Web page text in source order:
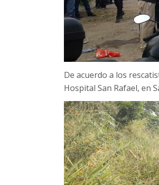
De acuerdo a los
Hospital San Rafael, en